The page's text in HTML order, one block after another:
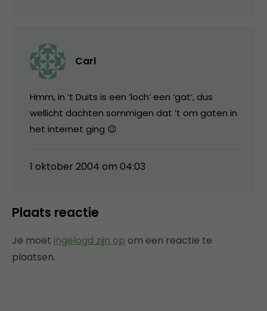
Carl
Hmm, in ’t Duits is een ‘loch’ een ‘gat’, dus
wellicht dachten sommigen dat ’t om gaten in
het internet ging 😉
1 oktober 2004 om 04:03
Plaats reactie
Je moet ingelogd zijn op om een reactie te
plaatsen.